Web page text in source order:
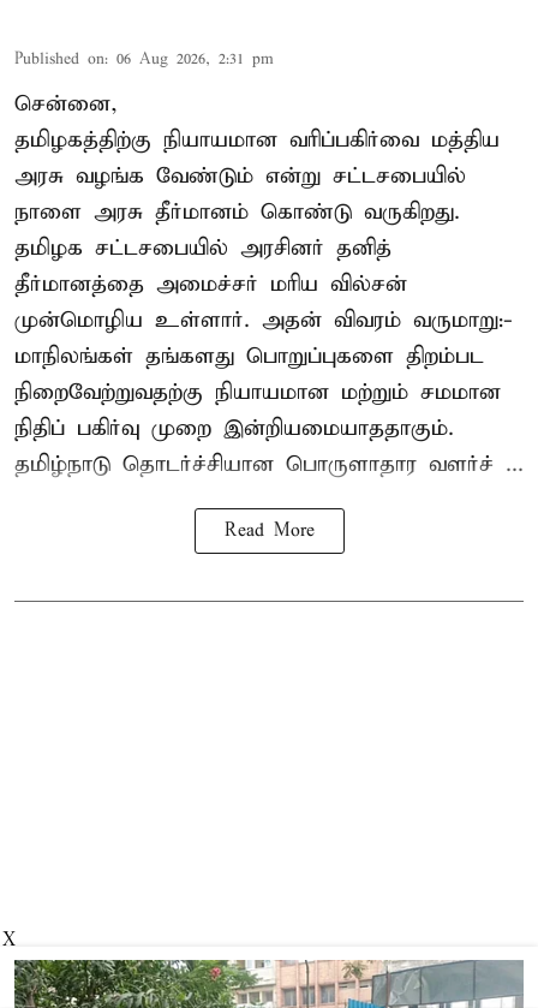
Published on: 06 Aug 2026, 2:31 pm
சென்னை,
தமிழகத்திற்கு நியாயமான வரிப்பகிர்வை மத்திய
அரசு வழங்க வேண்டும் என்று சட்டசபையில்
நாளை அரசு தீர்மானம் கொண்டு வருகிறது.
தமிழக சட்டசபையில் அரசினர் தனித்
தீர்மானத்தை அமைச்சர் மரிய வில்சன்
முன்மொழிய உள்ளார். அதன் விவரம் வருமாறு:-
மாநிலங்கள் தங்களது பொறுப்புகளை திறம்பட
நிறைவேற்றுவதற்கு நியாயமான மற்றும் சமமான
நிதிப் பகிர்வு முறை இன்றியமையாததாகும்.
தமிழ்நாடு தொடர்ச்சியான பொருளாதார வளர்ச் ...
Read More
X